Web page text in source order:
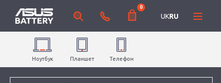
0
UKRU
Ноутбук Планшет Телефон